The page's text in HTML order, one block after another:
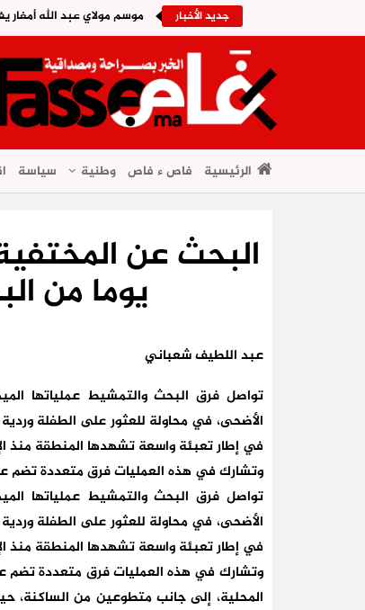
جديد الأخبار موسم مولاي عبد الله أمغار
الرئيسية فاص ء فاص وطنية سياسة
يوما من
عبد اللطيف شعباني
الأضحى، في محاولة للعثور على الطفلة
في إطار تعبئة واسعة تشهدها المنطقة منذ
وتشارك في هذه العمليات فرق متعددة تضم
الأضحى، في محاولة للعثور على الطفلة
في إطار تعبئة واسعة تشهدها المنطقة منذ
وتشارك في هذه العمليات فرق متعددة تضم
المحلية، إلى جانب متطوعين من الساكنة،